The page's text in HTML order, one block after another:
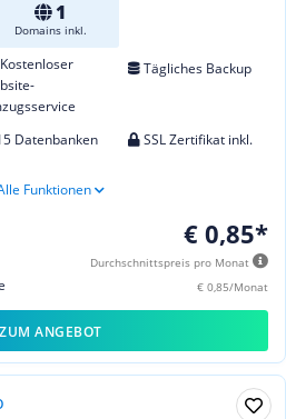
1
Domains inkl.
Tägliches Backup
Datenbanken SSL Zertifikat inkl.
Funktionen
€ 0,85*
Durchschnittspreis pro Monat
€ 0,85/Monat
ZUM ANGEBOT